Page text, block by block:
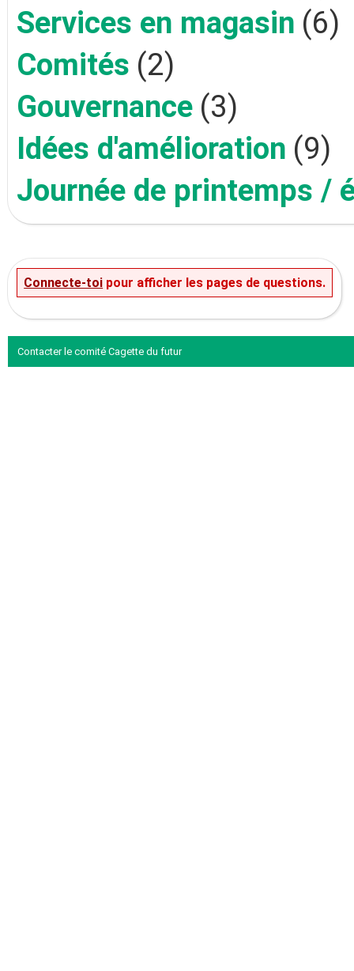
Services en magasin (6)
Comités (2)
Gouvernance (3)
Idées d'amélioration (9)
Journée de printemps /
Connecte-toi pour afficher les pages de questions.
Contacter le comité Cagette du futur